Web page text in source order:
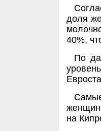
доля
40%,
По
женщин
на